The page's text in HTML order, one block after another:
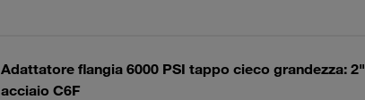
Adattatore flangia 6000 PSI tappo cieco grandezza: 2"
acciaio C6F